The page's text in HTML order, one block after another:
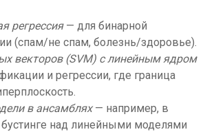
регрессия— для бинарной
(спам/не спам, болезнь/здоровье).
векторов (SVM) с линейным ядром
и регрессии, где граница
в ансамблях— например, в
над линейными моделями